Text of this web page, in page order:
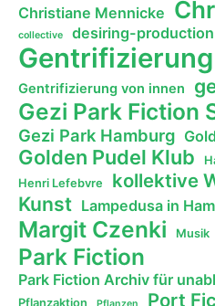
Christiane Mennicke
collective desiring-production
Gentrifizierung
Gentrifizierung von innen
Gezi Park Fiction
Gezi Park Hamburg
Golden Pudel Klub
Henri Lefebvre kollektive
Kunst Lampedusa in
Margit Czenki Musik
Park Fiction
Park Fiction Archiv für
Pflanzaktion Pflanzen Port